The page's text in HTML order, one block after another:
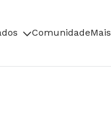
ComunidadeMais